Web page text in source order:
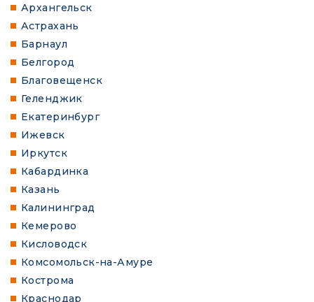
Архангельск
Астрахань
Барнаул
Белгород
Благовещенск
Геленджик
Екатеринбург
Ижевск
Иркутск
Кабардинка
Казань
Калининград
Кемерово
Кисловодск
Комсомольск-на-Амуре
Кострома
Краснодар